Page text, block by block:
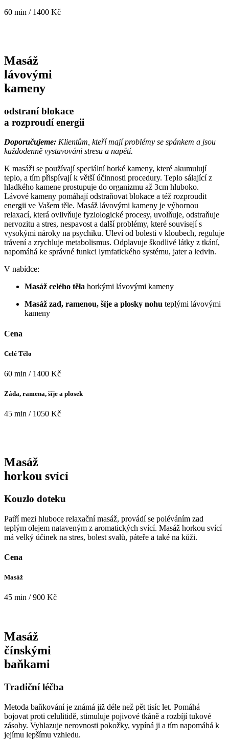
60 min / 1400 Kč
Masáž
lávovými
kameny
odstraní blokace
a rozproudí energii
Doporučujeme: Klientům, kteří mají problémy se spánkem a jsou
každodenně vystavováni stresu a napětí.
K masáži se používají speciální horké kameny, které akumulují
teplo, a tím přispívají k větší účinnosti procedury. Teplo sálající z
hladkého kamene prostupuje do organizmu až 3cm hluboko.
Lávové kameny pomáhají odstraňovat blokace a též rozproudit
energii ve Vašem těle. Masáž lávovými kameny je výbornou
relaxací, která ovlivňuje fyziologické procesy, uvolňuje, odstraňuje
nervozitu a stres, nespavost a další problémy, které souvisejí s
vysokými nároky na psychiku. Uleví od bolesti v kloubech, reguluje
trávení a zrychluje metabolismus. Odplavuje škodlivé látky z tkání,
napomáhá ke správné funkci lymfatického systému, jater a ledvin.
V nabídce:
Masáž celého těla horkými lávovými kameny
Masáž zad, ramenou, šíje a plosky nohu teplými lávovými
kameny
Cena
Celé Tělo
60 min / 1400 Kč
Záda, ramena, šíje a plosek
45 min / 1050 Kč
Masáž
horkou svící
Kouzlo doteku
Patří mezi hluboce relaxační masáž, provádí se poléváním zad
teplým olejem nataveným z aromatických svící. Masáž horkou svící
má velký účinek na stres, bolest svalů, páteře a také na kůži.
Cena
Masáž
45 min / 900 Kč
Masáž
čínskými
baňkami
Tradiční léčba
Metoda baňkování je známá již déle než pět tisíc let. Pomáhá
bojovat proti celulitidě, stimuluje pojivové tkáně a rozbíjí tukové
zásoby. Vyhlazuje nerovnosti pokožky, vypíná ji a tím napomáhá k
jejímu lepšímu vzhledu.